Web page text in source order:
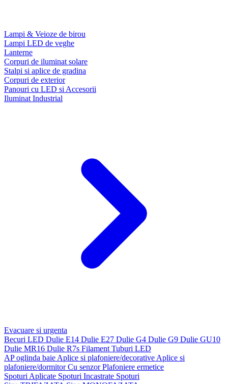
Lampi & Veioze de birou
Lampi LED de veghe
Lanterne
Corpuri de iluminat solare
Stalpi si aplice de gradina
Corpuri de exterior
Panouri cu LED si Accesorii
Iluminat Industrial
Evacuare si urgenta
Becuri LED Dulie E14 Dulie E27 Dulie G4 Dulie G9 Dulie GU10
Dulie MR16 Dulie R7s Filament Tuburi LED
AP oglinda baie Aplice si plafoniere/decorative Aplice si
plafoniere/dormitorCu senzorPlafoniere ermetice
Spoturi Aplicate Spoturi Incastrate Spoturi